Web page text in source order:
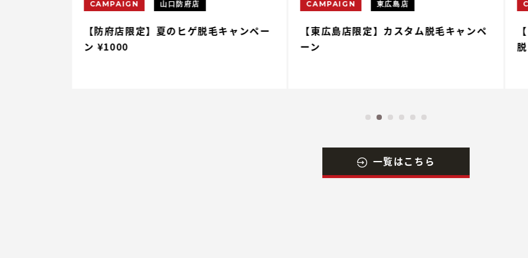
CAMPAIGN 山口防府店
【防府店限定】夏のヒゲ脱毛キャンペー
ン ¥1000
CAMPAIGN 東広島店
【東広島店限定】カスタム脱毛キャンペ
ーン
一覧はこちら